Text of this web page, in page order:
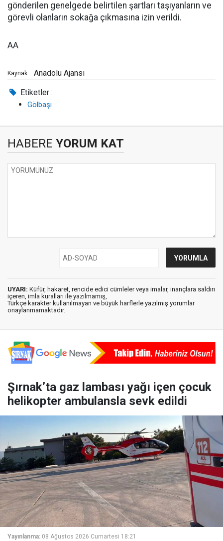
gönderilen genelgede belirtilen şartları taşıyanların ve
görevli olanların sokağa çıkmasına izin verildi.
AA
Kaynak: Anadolu Ajansı
Etiketler :
Gölbaşı
HABERE YORUM KAT
UYARI: Küfür, hakaret, rencide edici cümleler veya imalar, inançlara saldırı
içeren, imla kuralları ile yazılmamış,
Türkçe karakter kullanılmayan ve büyük harflerle yazılmış yorumlar
onaylanmamaktadır.
Şırnak’ta gaz lambası yağı içen çocuk
helikopter ambulansla sevk edildi
Yayınlanma: 08 Ağustos 2026 Cumartesi 18:21